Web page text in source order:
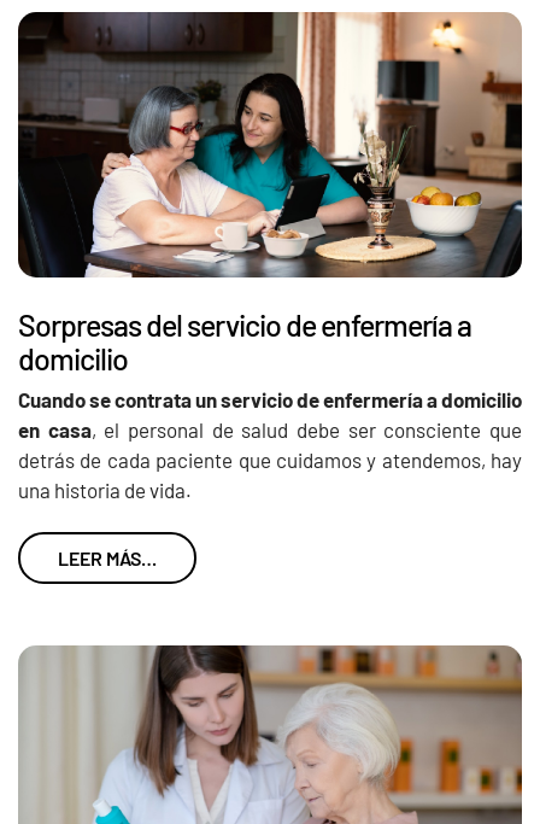
Sorpresas del servicio de enfermería a
domicilio
Cuando se contrata un servicio de enfermería a domicilio
en casa, el personal de salud debe ser consciente que
detrás de cada paciente que cuidamos y atendemos, hay
una historia de vida.
LEER MÁS…